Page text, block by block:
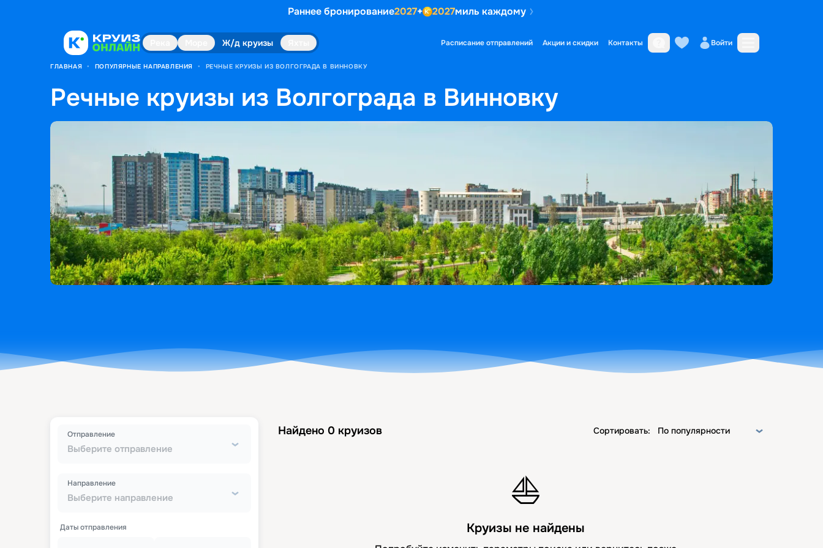
Раннее бронирование2027+ 2027миль каждому
Ж/д круизы Расписание отправлений Акции и скидки Контакты Войти
ГЛАВНАЯ • ПОПУЛЯРНЫЕ НАПРАВЛЕНИЯ • РЕЧНЫЕ КРУИЗЫ ИЗ ВОЛГОГРАДА В ВИННОВКУ
Речные круизы из Волгограда в Винновку
Выберите отправление
Отправление
Выберите направление
Направление
Даты отправления
Найдено 0 круизов Сортировать: По популярности
⛵
Круизы не найдены